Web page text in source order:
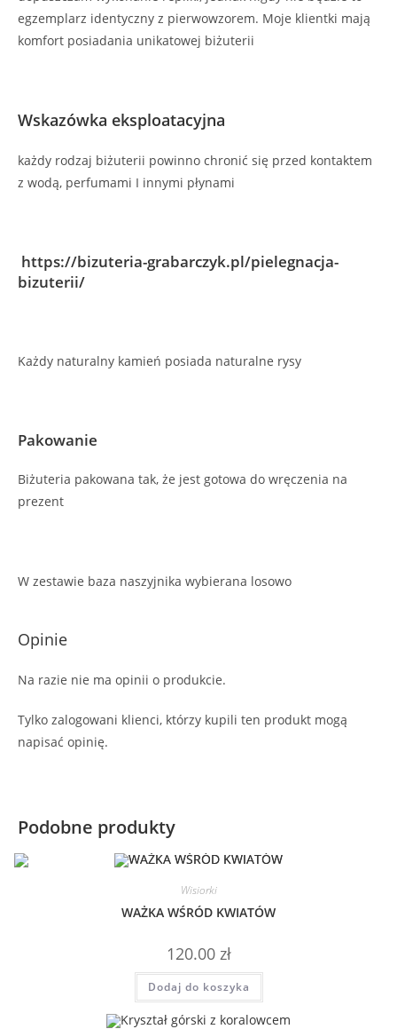
egzemplarz identyczny z pierwowzorem. Moje klientki mają
komfort posiadania unikatowej biżuterii
Wskazówka eksploatacyjna
każdy rodzaj biżuterii powinno chronić się przed kontaktem
z wodą, perfumami I innymi płynami
https://bizuteria-grabarczyk.pl/pielegnacja-
bizuterii/
Każdy naturalny kamień posiada naturalne rysy
Pakowanie
Biżuteria pakowana tak, że jest gotowa do wręczenia na
prezent
W zestawie baza naszyjnika wybierana losowo
Opinie
Na razie nie ma opinii o produkcie.
Tylko zalogowani klienci, którzy kupili ten produkt mogą
napisać opinię.
Podobne produkty
Wisiorki
WAŻKA WŚRÓD KWIATÓW
120.00 zł
Dodaj do koszyka